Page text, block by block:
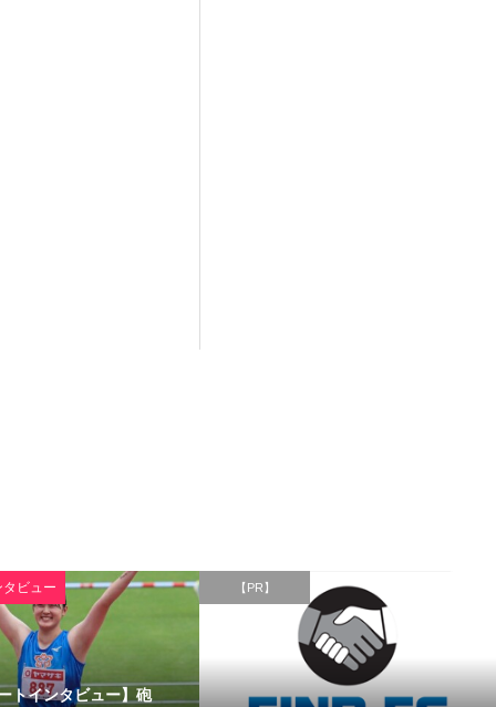
ビュー
トインタビュー】砲
【PR】